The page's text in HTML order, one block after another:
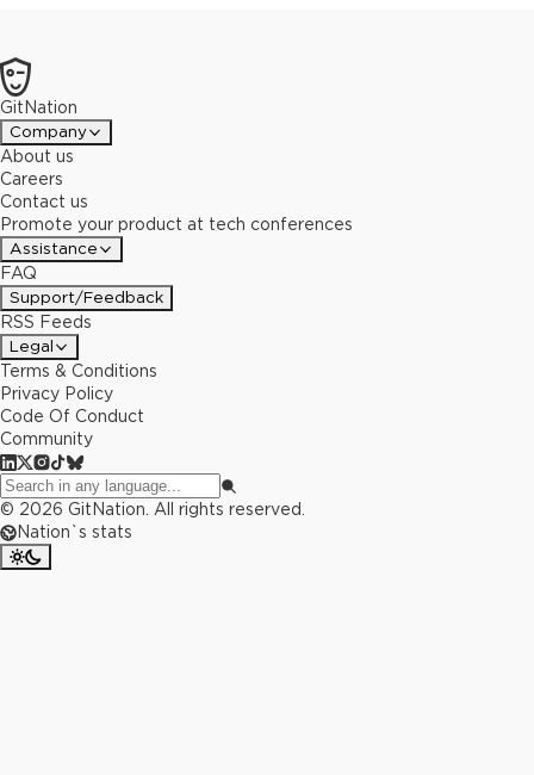
GitNation
Company
About us
Careers
Contact us
Promote your product at tech conferences
Assistance
FAQ
Support/Feedback
RSS Feeds
Legal
Terms & Conditions
Privacy Policy
Code Of Conduct
Community
© 2026 GitNation. All rights reserved.
Nation`s stats